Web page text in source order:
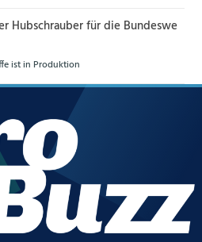
Hubschrauber für die Bundeswe
ist in Produktion